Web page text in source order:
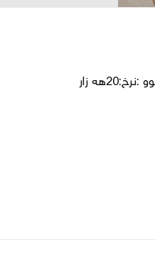
عە رە بانە ی مناڵ پاکو جوان بێ عه یب ئە وروپیە کە م بە کارهاتوو :نرخ:20هه زار